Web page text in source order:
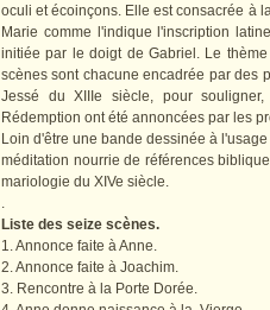
oculi et écoinçons. Elle est consacrée à
Marie comme l'indique l'inscription
initiée par le doigt de Gabriel. Le
scènes sont chacune encadrée par des
Jessé du XIIIe siècle, pour
Rédemption ont été annoncées par les
Loin d'être une bande dessinée à
méditation nourrie de références
mariologie du XIVe siècle.
.
Liste des seize scènes.
1. Annonce faite à Anne.
2. Annonce faite à Joachim.
3. Rencontre à la Porte Dorée.